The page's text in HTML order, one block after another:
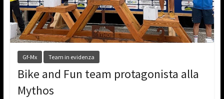
Gf-Mx Team in evidenza
Bike and Fun team protagonista alla
Mythos